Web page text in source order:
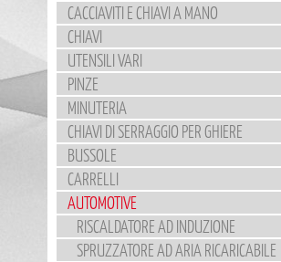
CACCIAVITI E CHIAVI A MANO
CHIAVI
UTENSILI VARI
PINZE
MINUTERIA
CHIAVI DI SERRAGGIO PER GHIERE
BUSSOLE
CARRELLI
AUTOMOTIVE
RISCALDATORE AD INDUZIONE
SPRUZZATORE AD ARIA RICARICABILE